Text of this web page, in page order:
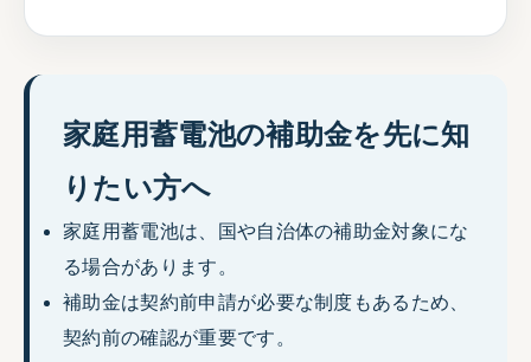
家庭用蓄電池の補助金を先に知
りたい方へ
家庭用蓄電池は、国や自治体の補助金対象にな
る場合があります。
補助金は契約前申請が必要な制度もあるため、
契約前の確認が重要です。